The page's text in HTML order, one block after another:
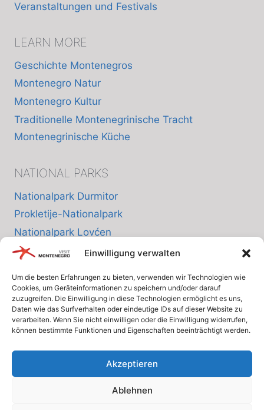
Einwilligung verwalten
Um die besten Erfahrungen zu bieten, verwenden wir Technologien wie
Cookies, um Geräteinformationen zu speichern und/oder darauf
zuzugreifen. Die Einwilligung in diese Technologien ermöglicht es uns,
Daten wie das Surfverhalten oder eindeutige IDs auf dieser Website zu
verarbeiten. Wenn Sie nicht einwilligen oder die Einwilligung widerrufen,
können bestimmte Funktionen und Eigenschaften beeinträchtigt werden.
Akzeptieren
Ablehnen
Veranstaltungen und Festivals
LEARN MORE
Geschichte Montenegros
Montenegro Natur
Montenegro Kultur
Traditionelle Montenegrinische Tracht
Montenegrinische Küche
NATIONAL PARKS
Nationalpark Durmitor
Prokletije-Nationalpark
Nationalpark Lovćen
Nationalpark Skutarisee
INFO
Datenschutzrichtlinie
Cookie-Richtlinie (EU)
Allgemeine Geschäftsbedingungen